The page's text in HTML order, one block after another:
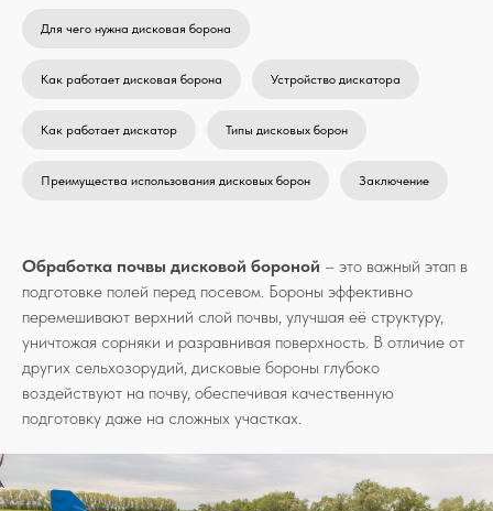
Для чего нужна дисковая борона
Как работает дисковая борона Устройство дискатора
Как работает дискатор Типы дисковых борон
Преимущества использования дисковых борон Заключение
Обработка почвы дисковой бороной – это важный этап в
подготовке полей перед посевом. Бороны эффективно
перемешивают верхний слой почвы, улучшая её структуру,
уничтожая сорняки и разравнивая поверхность. В отличие от
других сельхозорудий, дисковые бороны глубоко
воздействуют на почву, обеспечивая качественную
подготовку даже на сложных участках.